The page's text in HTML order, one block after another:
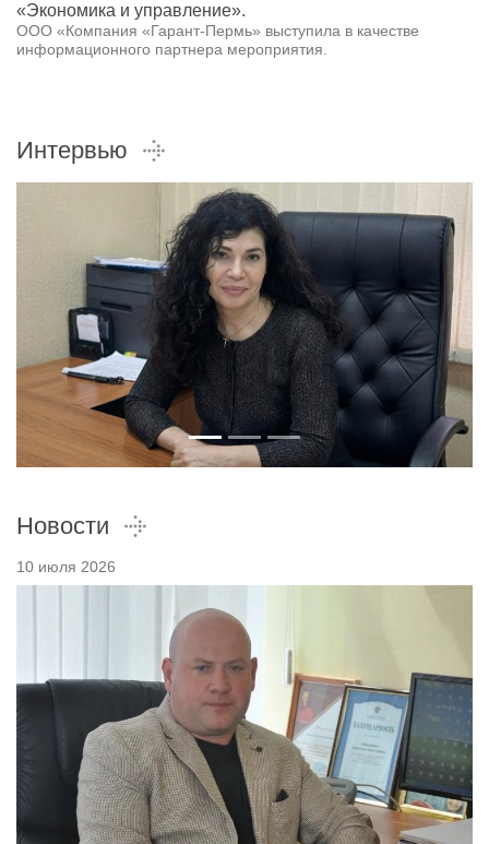
«Экономика и управление».
ООО «Компания «Гарант-Пермь» выступила в качестве
информационного партнера мероприятия.
Интервью
Новости
10 июля 2026